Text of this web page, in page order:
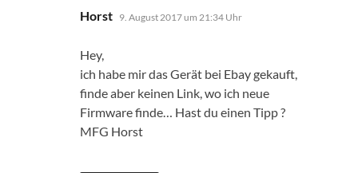
Horst sagt:
9. August 2017 um 21:34 Uhr
Hey,
ich habe mir das Gerät bei Ebay gekauft,
finde aber keinen Link, wo ich neue
Firmware finde… Hast du einen Tipp ?
MFG Horst